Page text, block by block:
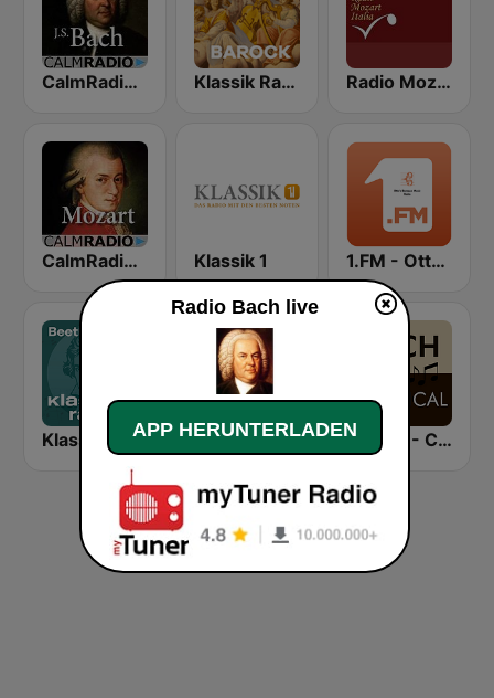
CalmRadio.com - Bach Klassik Radio Barock Radio Mozart Italia
CalmRadio.com - Mozart Klassik 1 1.FM - Otto's Baroque Music
Klassik Radio Beethoven Concertzender Geen dag zonder Bach *BACH - CLASSICAL
Radio Bach live
APP HERUNTERLADEN